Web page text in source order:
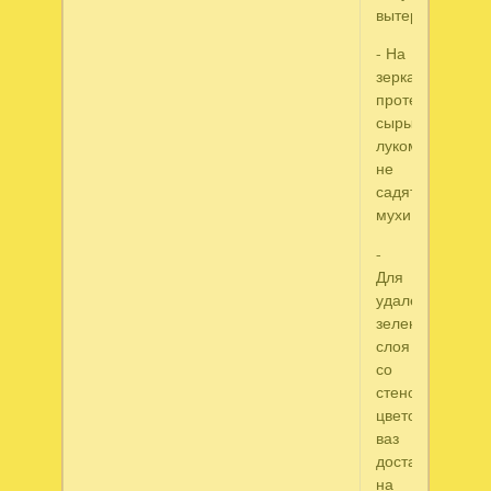
вытереть.
- На
зеркало
протертое
сырым
луком
не
садятся
мухи.
-
Для
удаления
зеленоватого
слоя
со
стенок
цветочных
ваз
достаточно
на